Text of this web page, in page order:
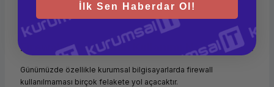
Firewall Cihazlarının Kullanımı Nasıl Olmalıdır?
Günümüzde özellikle kurumsal bilgisayarlarda firewall
kullanılmaması birçok felakete yol açacaktır.
İlk Sen Haberdar Ol!